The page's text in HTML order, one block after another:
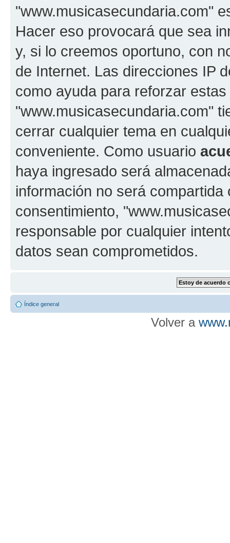
"www.musicasecundaria.com"
Hacer eso provocará que sea
y, si lo creemos oportuno, con
de Internet. Las direcciones IP
como ayuda para reforzar
"www.musicasecundaria.com"
cerrar cualquier tema en
conveniente. Como usuario
haya ingresado será
información no será
consentimiento,
responsable por cualquier
datos sean comprometidos.
Índice general
Volver a